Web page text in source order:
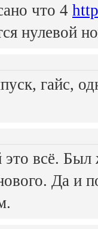
что 4
нулевой
гайс,
всё.
Да и